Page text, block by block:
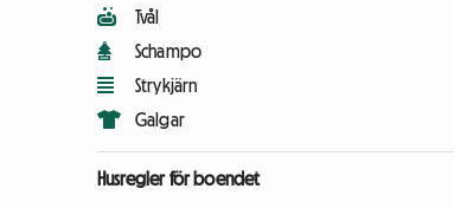
Tvål
Schampo
Strykjärn
Galgar
Husregler för boendet